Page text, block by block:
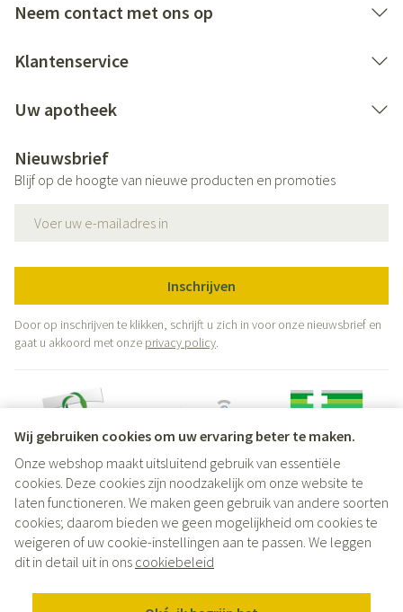
Wij gebruiken cookies om uw ervaring beter te maken.
Onze webshop maakt uitsluitend gebruik van essentiële
cookies. Deze cookies zijn noodzakelijk om onze website te
laten functioneren. We maken geen gebruik van andere soorten
cookies; daarom bieden we geen mogelijkheid om cookies te
weigeren of uw cookie-instellingen aan te passen. We leggen
dit in detail uit in ons cookiebeleid
Neem contact met ons op
Klantenservice
Uw apotheek
Nieuwsbrief
Blijf op de hoogte van nieuwe producten en promoties
Inschrijven
Door op inschrijven te klikken, schrijft u zich in voor onze nieuwsbrief en
gaat u akkoord met onze privacy policy.
Juridische links